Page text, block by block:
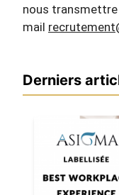
nous
mail
Derniers